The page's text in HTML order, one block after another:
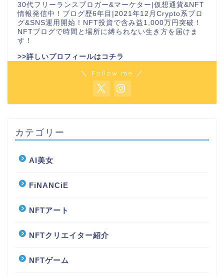
30代フリーランスブロガー&マーケター|仮想通貨&NFT
情報発信中！ブログ歴6年目|2021年12月Crypto系ブロ
グ&SNS運用開始！NFT投資で含み益1,000万円突破！
NFTブログで時間と場所に縛られない生き方を届けま
す！
>>詳しいプロフィールはコチラ
＼ Follow me ／
カテゴリー
AI美女
FiNANCiE
NFTアート
NFTクリエイター紹介
NFTゲーム